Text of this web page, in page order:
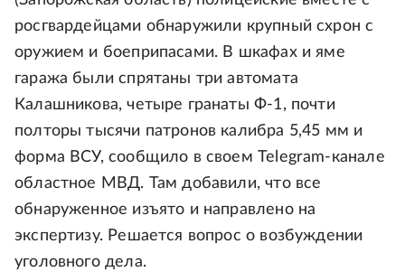
росгвардейцами обнаружили крупный схрон с
оружием и боеприпасами. В шкафах и яме
гаража были спрятаны три автомата
Калашникова, четыре гранаты Ф-1, почти
полторы тысячи патронов калибра 5,45 мм и
форма ВСУ, сообщило в своем Telegram-канале
областное МВД. Там добавили, что все
обнаруженное изъято и направлено на
экспертизу. Решается вопрос о возбуждении
уголовного дела.